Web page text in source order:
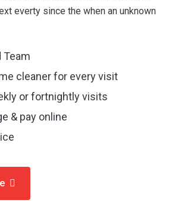
everty since the when an unknown
Team
cleaner for every visit
or fortnightly visits
& pay online